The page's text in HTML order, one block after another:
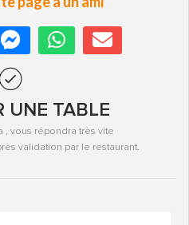
UNE TABLE
, vous répondra très vite
validation par le restaurant.